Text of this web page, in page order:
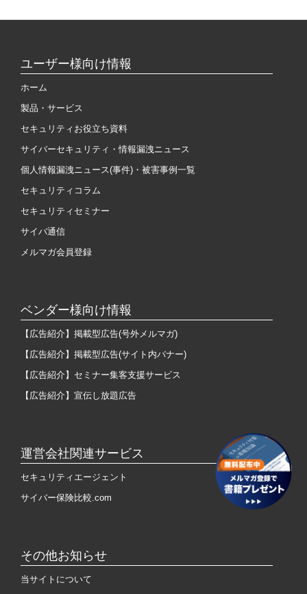
ユーザー様向け情報
ホーム
製品・サービス
セキュリティお役立ち資料
サイバーセキュリティ・情報漏洩ニュース
個人情報漏洩ニュース(事件)・被害事例一覧
セキュリティコラム
セキュリティセミナー
サイバ通信
メルマガ会員登録
ベンダー様向け情報
【広告紹介】掲載型広告(号外メルマガ)
【広告紹介】掲載型広告(サイト内バナー)
【広告紹介】セミナー集客支援サービス
【広告紹介】宣伝し放題広告
運営会社関連サービス
セキュリティエージェント
サイバー保険比較.com
その他お知らせ
当サイトについて